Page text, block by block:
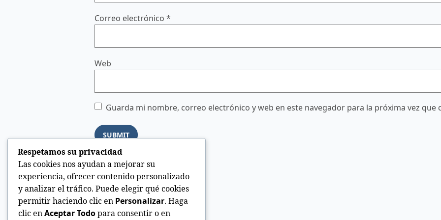
Correo electrónico *
Web
Guarda mi nombre, correo electrónico y web en este navegador para la próxima vez que
Respetamos su privacidad
Las cookies nos ayudan a mejorar su
experiencia, ofrecer contenido personalizado
y analizar el tráfico. Puede elegir qué cookies
permitir haciendo clic en Personalizar. Haga
clic enAceptar Todopara consentir o en